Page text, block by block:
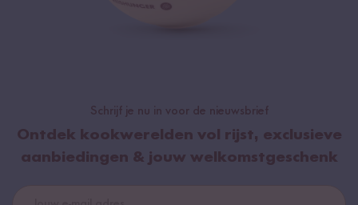
Schrijf je nu in voor de nieuwsbrief
Ontdek kookwerelden vol rijst, exclusieve
aanbiedingen & jouw welkomstgeschenk